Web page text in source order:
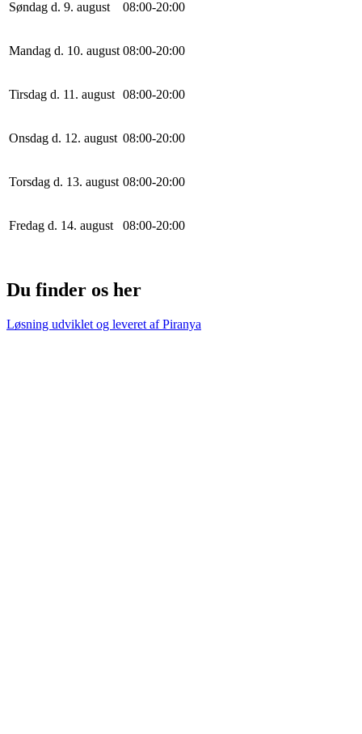
Søndag d. 9. august 08:00-20:00
Mandag d. 10. august 08:00-20:00
Tirsdag d. 11. august 08:00-20:00
Onsdag d. 12. august 08:00-20:00
Torsdag d. 13. august 08:00-20:00
Fredag d. 14. august 08:00-20:00
Du finder os her
Løsning udviklet og leveret afPiranya